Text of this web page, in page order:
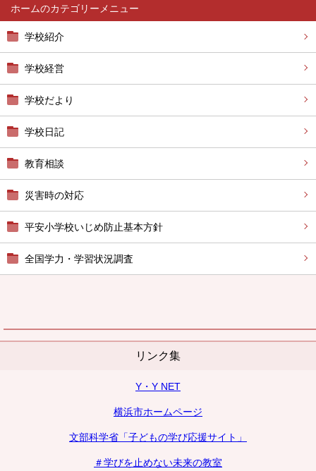
ホーム
学校紹介
学校経営
学校だより
学校日記
教育相談
災害時の対応
平安小学校いじめ防止基本方針
全国学力・学習状況調査
リンク集
Y・Y NET
横浜市ホームページ
文部科学省「子どもの学び応援サイト」
＃学びを止めない未来の教室